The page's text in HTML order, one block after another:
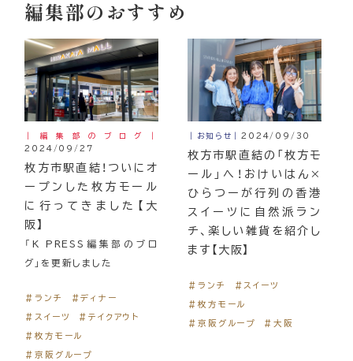
編集部のおすすめ
｜編集部のブログ｜
2024/09/27
枚方市駅直結！ついにオ
ープンした枚方モール
に行ってきました【大
阪】
「K PRESS編集部のブロ
グ」を更新しました
＃ランチ
＃ディナー
＃スイーツ
＃テイクアウト
＃枚方モール
＃京阪グループ
｜お知らせ｜2024/09/30
枚方市駅直結の「枚方モ
ール」へ！おけいはん×
ひらつーが行列の香港
スイーツに自然派ラン
チ、楽しい雑貨を紹介し
ます【大阪】
＃ランチ
＃スイーツ
＃枚方モール
＃京阪グループ
＃大阪